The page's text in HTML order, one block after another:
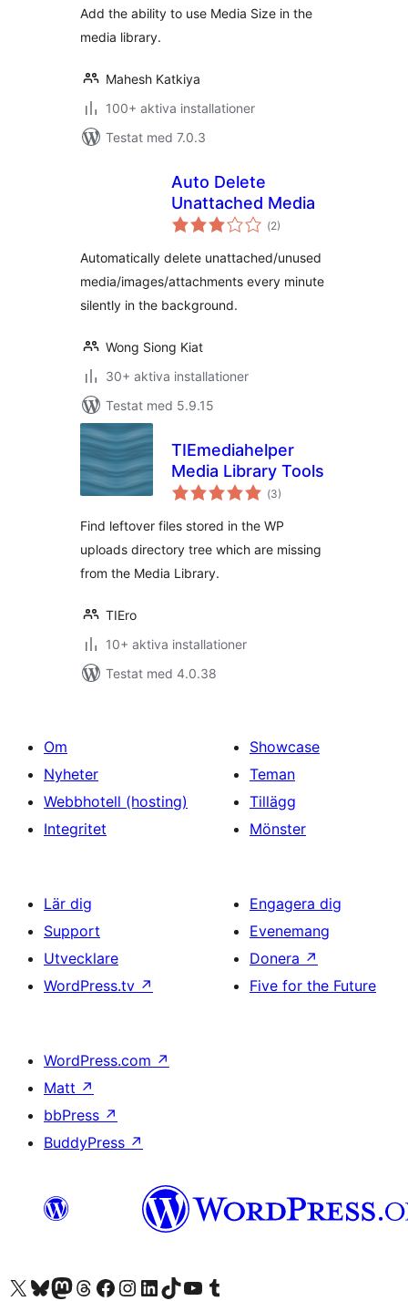
Add the ability to use Media Size in the
media library.
Mahesh Katkiya
100+ aktiva installationer
Testat med 7.0.3
Auto Delete
Unattached Media
(Totalt
antal
2)
Automatically delete unattached/unused
media/images/attachments every minute
silently in the background.
Wong Siong Kiat
30+ aktiva installationer
Testat med 5.9.15
TIEmediahelper
Media Library Tools
(Totalt
antal
3)
Find leftover files stored in the WP
uploads directory tree which are missing
from the Media Library.
TIEro
10+ aktiva installationer
Testat med 4.0.38
Om
Nyheter
Webbhotell (hosting)
Integritet
Showcase
Teman
Tillägg
Mönster
Lär dig
Support
Utvecklare
WordPress.tv ↗
Engagera dig
Evenemang
Donera ↗
Five for the Future
WordPress.com ↗
Matt ↗
bbPress ↗
BuddyPress ↗
Besök vår X-konto (f.d. Twitter)
Besök vårt Bluesky-konto
Besök vårt Mastodon-konto
Besök vårt Thread-konto
Besök vår Facebook-sidaBesök vårt Instagram-konto
Besök vårt LinkedIn-konto
Besök vårt TikTok-konto
Besök vår YouTube-kanalBesök vårt Tumblr-konto